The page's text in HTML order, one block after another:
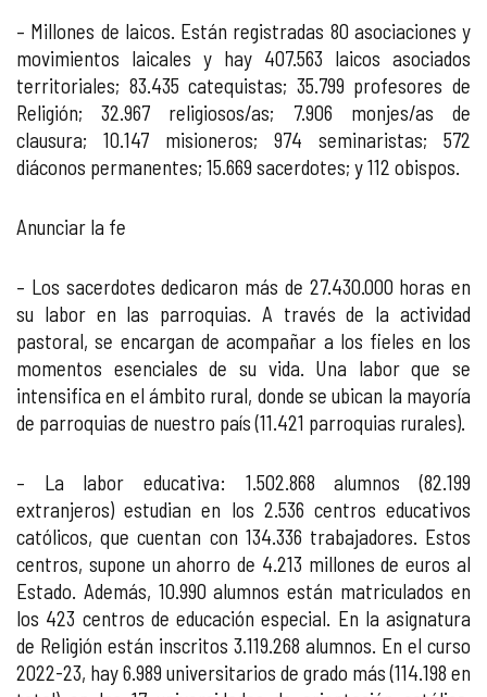
– Millones de laicos. Están registradas 80 asociaciones y
movimientos laicales y hay 407.563 laicos asociados
territoriales; 83.435 catequistas; 35.799 profesores de
Religión; 32.967 religiosos/as; 7.906 monjes/as de
clausura; 10.147 misioneros; 974 seminaristas; 572
diáconos permanentes; 15.669 sacerdotes; y 112 obispos.
Anunciar la fe
– Los sacerdotes dedicaron más de 27.430.000 horas en
su labor en las parroquias. A través de la actividad
pastoral, se encargan de acompañar a los fieles en los
momentos esenciales de su vida. Una labor que se
intensifica en el ámbito rural, donde se ubican la mayoría
de parroquias de nuestro país (11.421 parroquias rurales).
– La labor educativa: 1.502.868 alumnos (82.199
extranjeros) estudian en los 2.536 centros educativos
católicos, que cuentan con 134.336 trabajadores. Estos
centros, supone un ahorro de 4.213 millones de euros al
Estado. Además, 10.990 alumnos están matriculados en
los 423 centros de educación especial. En la asignatura
de Religión están inscritos 3.119.268 alumnos. En el curso
2022-23, hay 6.989 universitarios de grado más (114.198 en